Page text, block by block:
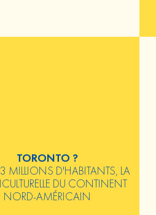
TORONTO ?
3 MILLIONS D'HABITANTS, LA
DU CONTINENT
NORD-AMÉRICAIN